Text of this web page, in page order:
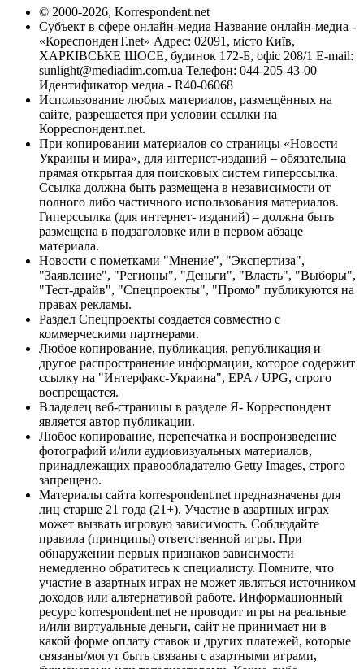
© 2000-2026, Korrespondent.net
Субъект в сфере онлайн-медиа Название онлайн-медиа -
«КореспонденТ.net» Адрес: 02091, місто Київ,
ХАРКІВСЬКЕ ШОСЕ, будинок 172-Б, офіс 208/1 E-mail:
sunlight@mediadim.com.ua Телефон: 044-205-43-00
Идентификатор медиа - R40-06068
Использование любых материалов, размещённых на
сайте, разрешается при условии ссылки на
Корреспондент.net.
При копировании материалов со страницы «Новости
Украины и мира», для интернет-изданий – обязательна
прямая открытая для поисковых систем гиперссылка.
Ссылка должна быть размещена в независимости от
полного либо частичного использования материалов.
Гиперссылка (для интернет- изданий) – должна быть
размещена в подзаголовке или в первом абзаце
материала.
Новости с пометками "Мнение", "Экспертиза",
"Заявление", "Регионы", "Деньги", "Власть", "Выборы",
"Тест-драйв", "Спецпроекты", "Промо" публикуются на
правах рекламы.
Раздел Спецпроекты создается совместно с
коммерческими партнерами.
Любое копирование, публикация, републикация и
другое распространение информации, которое содержит
ссылку на "Интерфакс-Украина", EPA / UPG, строго
воспрещается.
Владелец веб-страницы в разделе Я- Корреспондент
является автор публикации.
Любое копирование, перепечатка и воспроизведение
фотографий и/или аудиовизуальных материалов,
принадлежащих правообладателю Getty Images, строго
запрещено.
Материалы сайта korrespondent.net предназначены для
лиц старше 21 года (21+). Участие в азартных играх
может вызвать игровую зависимость. Соблюдайте
правила (принципы) ответственной игры. При
обнаружении первых признаков зависимости
немедленно обратитесь к специалисту. Помните, что
участие в азартных играх не может являться источником
доходов или альтернативой работе. Информационный
ресурс korrespondent.net не проводит игры на реальные
и/или виртуальные деньги, сайт не принимает ни в
какой форме оплату ставок и других платежей, которые
связаны/могут быть связаны с азартными играми,